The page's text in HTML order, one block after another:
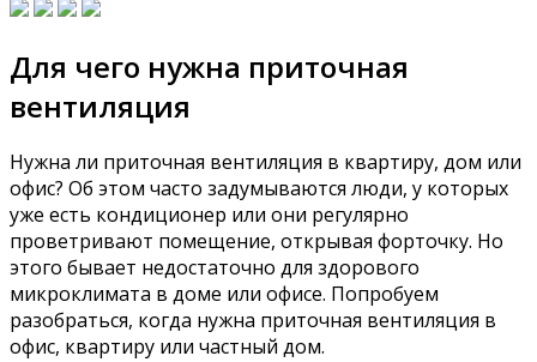
Для чего нужна приточная
вентиляция
Нужна ли приточная вентиляция в квартиру, дом или
офис? Об этом часто задумываются люди, у которых
уже есть кондиционер или они регулярно
проветривают помещение, открывая форточку. Но
этого бывает недостаточно для здорового
микроклимата в доме или офисе. Попробуем
разобраться, когда нужна приточная вентиляция в
офис, квартиру или частный дом.